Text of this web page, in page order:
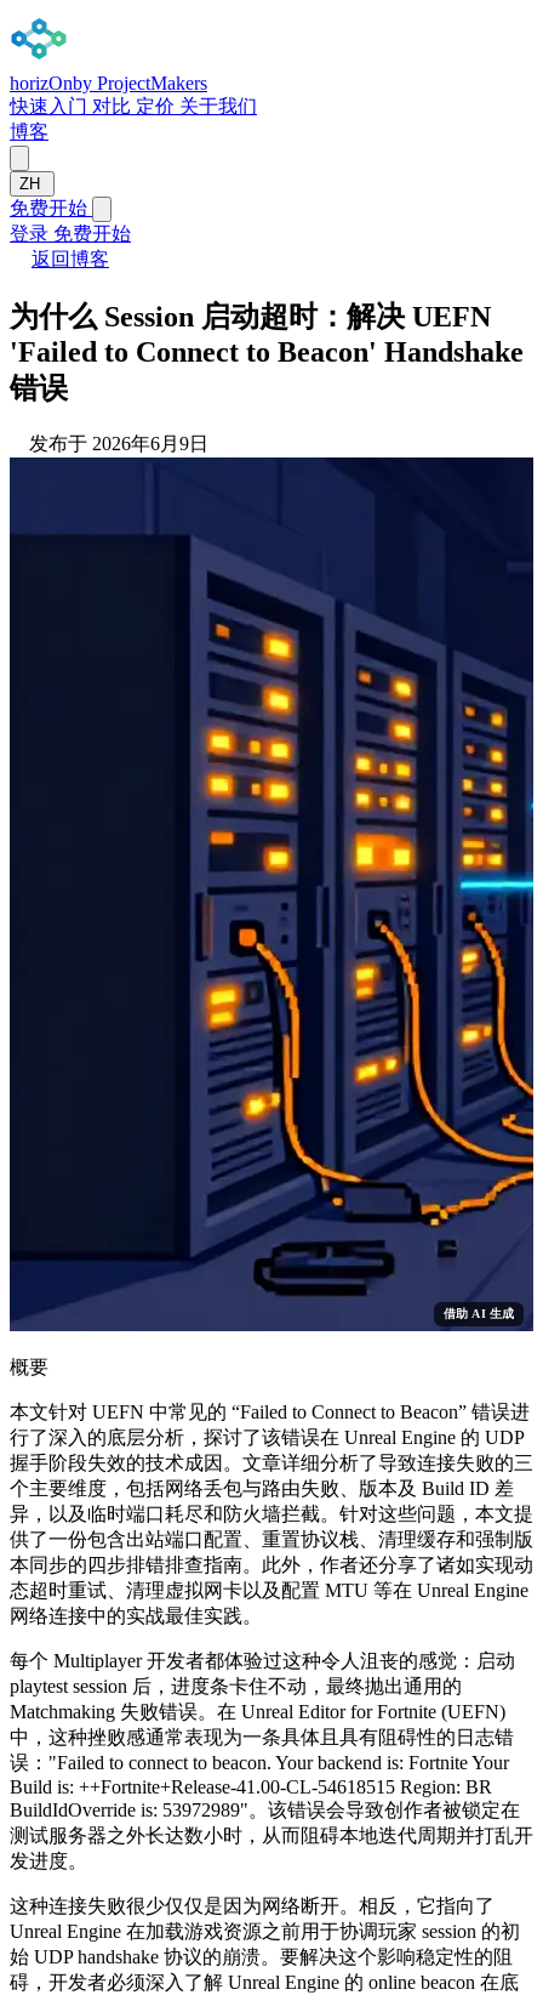
horizOnby ProjectMakers
快速入门 对比 定价 关于我们
博客
ZH
免费开始
登录 免费开始
返回博客
为什么 Session 启动超时：解决 UEFN
'Failed to Connect to Beacon' Handshake
错误
发布于 2026年6月9日
借助 AI 生成
概要
本文针对 UEFN 中常见的 “Failed to Connect to Beacon” 错误进
行了深入的底层分析，探讨了该错误在 Unreal Engine 的 UDP
握手阶段失效的技术成因。文章详细分析了导致连接失败的三
个主要维度，包括网络丢包与路由失败、版本及 Build ID 差
异，以及临时端口耗尽和防火墙拦截。针对这些问题，本文提
供了一份包含出站端口配置、重置协议栈、清理缓存和强制版
本同步的四步排错排查指南。此外，作者还分享了诸如实现动
态超时重试、清理虚拟网卡以及配置 MTU 等在 Unreal Engine
网络连接中的实战最佳实践。
每个 Multiplayer 开发者都体验过这种令人沮丧的感觉：启动
playtest session 后，进度条卡住不动，最终抛出通用的
Matchmaking 失败错误。在 Unreal Editor for Fortnite (UEFN)
中，这种挫败感通常表现为一条具体且具有阻碍性的日志错
误： "Failed to connect to beacon. Your backend is: Fortnite Your
Build is: ++Fortnite+Release-41.00-CL-54618515 Region: BR
BuildIdOverride is: 53972989"。该错误会导致创作者被锁定在
测试服务器之外长达数小时，从而阻碍本地迭代周期并打乱开
发进度。
这种连接失败很少仅仅是因为网络断开。相反，它指向了
Unreal Engine 在加载游戏资源之前用于协调玩家 session 的初
始 UDP handshake 协议的崩溃。要解决这个影响稳定性的阻
碍，开发者必须深入了解 Unreal Engine 的 online beacon 在底